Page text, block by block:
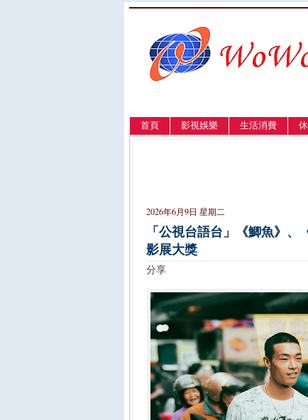
首頁 影視娛樂 生活消費
2026年6月9日 星期二
「公視台語台」《鯽魚》
影展大獎
分享